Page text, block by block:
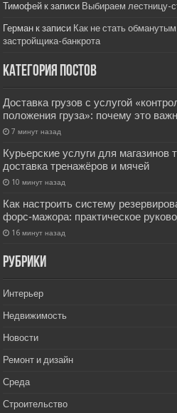
Тимофей к записи Выбираем лестницу-
Герман к записи Как не стать
застройщика-банкрота
Категория постов
Доставка грузов с услугой
положения груза»: почему это
7 минут назад
Курьерские услуги для магазинов
доставка тренажёров и мячей
10 минут назад
Как настроить систему
форс‑мажора: практическое
16 минут назад
РУбрики
Интерьер
Недвижимость
Новости
Ремонт и дизайн
Среда
Строительство